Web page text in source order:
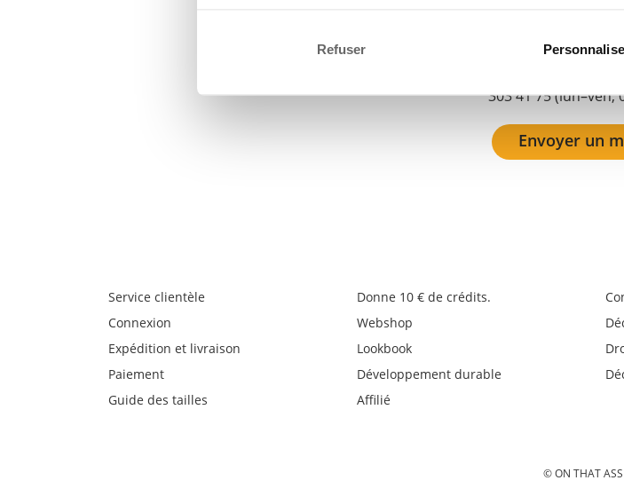
Refuser
également nous joindre
fr@onthatass.com. Nous nous
votre question dans les 3
303 41 75 (lun–ven,
Envoyer un
Service clientèle
Connexion
Expédition et livraison
Paiement
Guide des tailles
Donne 10 € de crédits.
Webshop
Lookbook
Développement durable
Affilié
© ON THAT